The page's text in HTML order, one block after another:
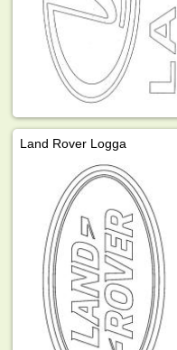
Land Rover Logga